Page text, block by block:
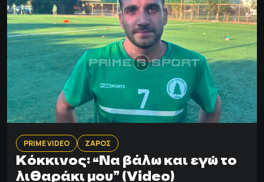
PRIME VIDEO ΖΑΡΟΣ
Κόκκινος: “Να βάλω και εγώ το
λιθαράκι μου” (Video)